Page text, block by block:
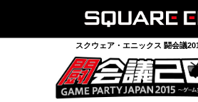
スクウェア・エニックス 闘会議